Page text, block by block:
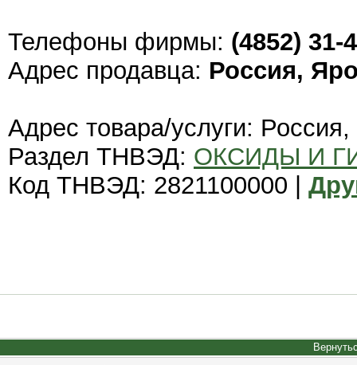
Телефоны фирмы: (4852) 31-
Адрес продавца: Россия,
Адрес товара/услуги:
Раздел ТНВЭД: ОКСИДЫ И
Код ТНВЭД: 2821100000 |